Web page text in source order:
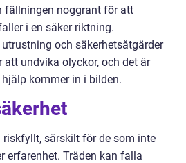
fällningen noggrant för att
i en säker riktning.
och säkerhetsåtgärder
undvika olyckor, och det är
kommer in i bilden.
särskilt för de som inte
erfarenhet. Träden kan falla